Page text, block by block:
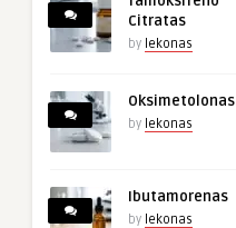
Citratas
by lekonas
Oksimetolonas
by lekonas
Ibutamorenas
by lekonas